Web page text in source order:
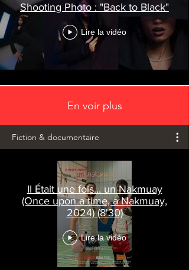
Shooting Photo : "Back to Black"
Lire la vidéo
En voir plus
Fiction & documentaire
Il Était une fois... un Nakmuay
(Once upon a time, a Nakmuay,
2024) (8'30)
Lire la vidéo